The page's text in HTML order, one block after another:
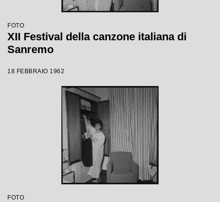
FOTO
XII Festival della canzone italiana di
Sanremo
18 FEBBRAIO 1962
FOTO